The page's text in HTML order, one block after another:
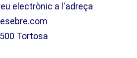
electrònic a l'adreça
Tortosa